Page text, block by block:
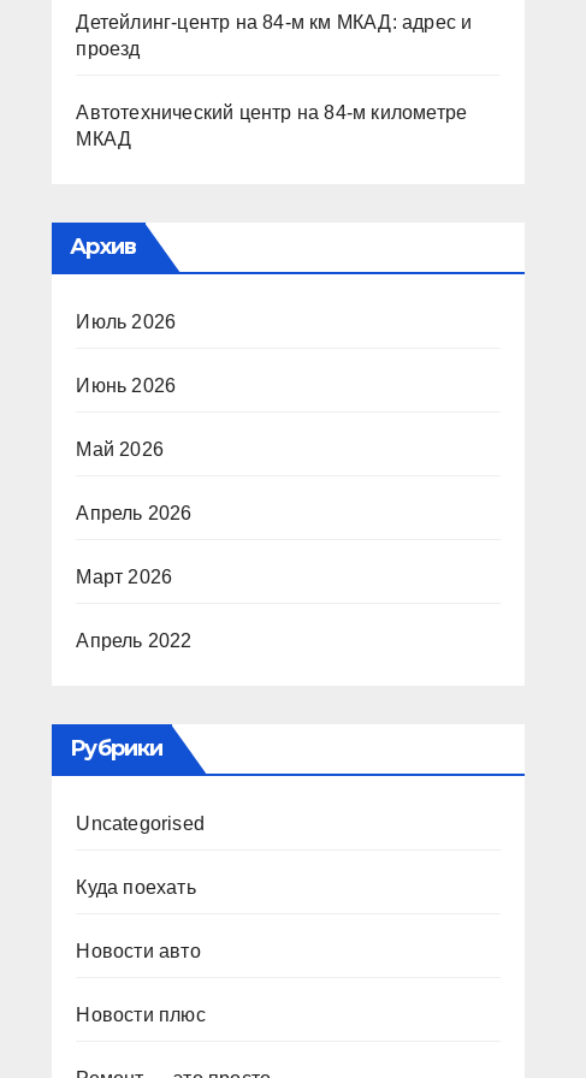
Детейлинг-центр на 84-м км МКАД: адрес и
проезд
Автотехнический центр на 84-м километре
МКАД
Архив
Июль 2026
Июнь 2026
Май 2026
Апрель 2026
Март 2026
Апрель 2022
Рубрики
Uncategorised
Куда поехать
Новости авто
Новости плюс